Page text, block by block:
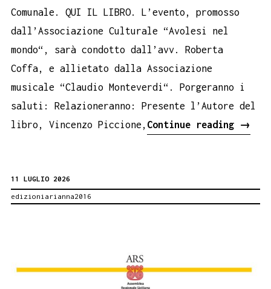
Comunale. QUI IL LIBRO. L’evento, promosso
dall’Associazione Culturale “Avolesi nel
mondo“, sarà condotto dall’avv. Roberta
Coffa, e allietato dalla Associazione
musicale “Claudio Monteverdi“. Porgeranno i
saluti: Relazioneranno: Presente l’Autore del
libro, Vincenzo Piccione, Continue reading →
11 LUGLIO 2026
edizioniarianna2016